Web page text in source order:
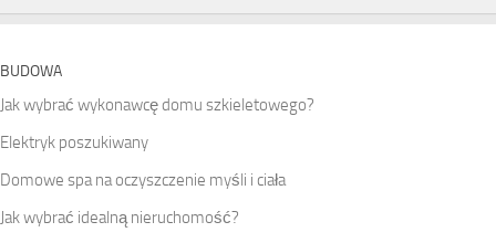
BUDOWA
Jak wybrać wykonawcę domu szkieletowego?
Elektryk poszukiwany
Domowe spa na oczyszczenie myśli i ciała
Jak wybrać idealną nieruchomość?